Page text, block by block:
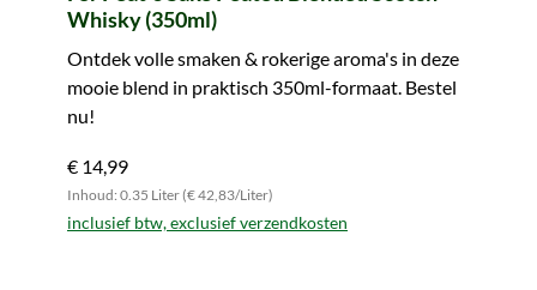
Whisky (350ml)
Ontdek volle smaken & rokerige aroma's in deze
mooie blend in praktisch 350ml-formaat. Bestel
nu!
€ 14,99
Inhoud: 0.35 Liter (€ 42,83/Liter)
inclusief btw, exclusief verzendkosten